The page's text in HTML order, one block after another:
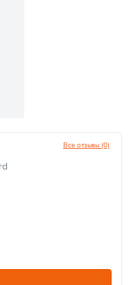
Все отзывы (0)